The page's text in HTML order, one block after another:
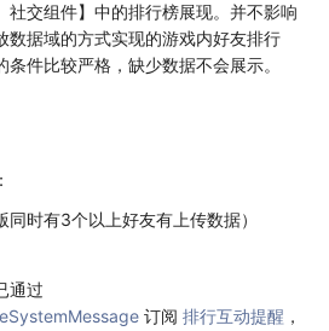
社交组件】中的排行榜展现。并不影响
数据域的方式实现的游戏内好友排行
件比较严格，缺少数据不会展示。
时有3个以上好友有上传数据）
通过
订阅 排行互动提醒 ，